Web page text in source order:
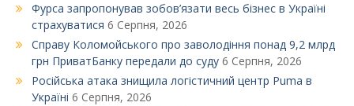
Фурса запропонував зобов’язати весь бізнес в Україні
страхуватися 6 Серпня, 2026
Справу Коломойського про заволодіння понад 9,2 млрд
грн ПриватБанку передали до суду 6 Серпня, 2026
Російська атака знищила логістичний центр Puma в
Україні 6 Серпня, 2026